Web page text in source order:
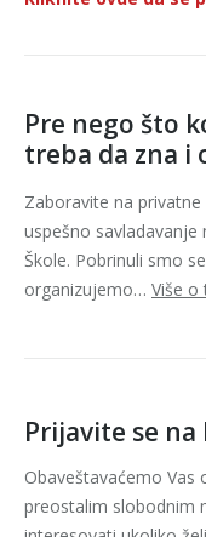
Pre nego što
treba da zna i
Zaboravite na
uspešno savladavanje
Škole. Pobrinuli smo
organizujemo… Više o
Prijavite se
Obaveštavaćemo
preostalim slobodnim